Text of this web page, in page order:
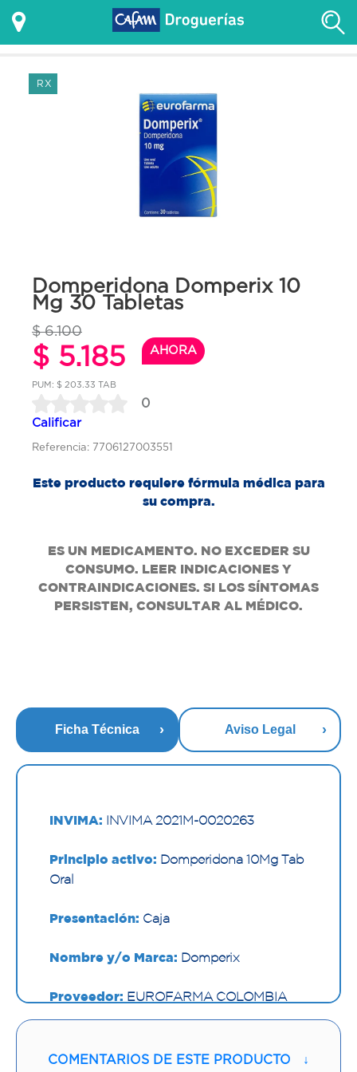
RX
Domperidona Domperix 10
Mg 30 Tabletas
$ 6.100
$ 5.185 AHORA
PUM: $ 203.33 TAB
0
Calificar
Referencia: 7706127003551
Este producto requiere fórmula médica para
su compra.
ES UN MEDICAMENTO. NO EXCEDER SU
CONSUMO. LEER INDICACIONES Y
CONTRAINDICACIONES. SI LOS SÍNTOMAS
PERSISTEN, CONSULTAR AL MÉDICO.
Ficha Técnica Aviso Legal
INVIMA: INVIMA 2021M-0020263
Principio activo: Domperidona 10Mg Tab
Oral
Presentación: Caja
Nombre y/o Marca: Domperix
Proveedor: EUROFARMA COLOMBIA
SAS
Vía de administración:ORAL
COMENTARIOS DE ESTE PRODUCTO ↓